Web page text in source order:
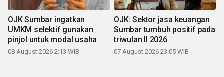
OJK Sumbar ingatkan
UMKM selektif gunakan
pinjol untuk modal usaha
08 August 2026 2:13 WIB
OJK: Sektor jasa keuangan
Sumbar tumbuh positif pada
triwulan II 2026
07 August 2026 23:05 WIB